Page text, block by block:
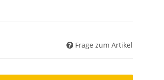
Frage zum Artikel